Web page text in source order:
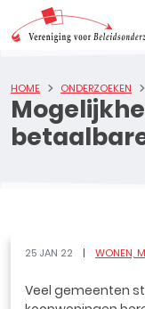
HOME ONDERZOEKEN
25 JAN 22 WONEN,
Veel gemeenten